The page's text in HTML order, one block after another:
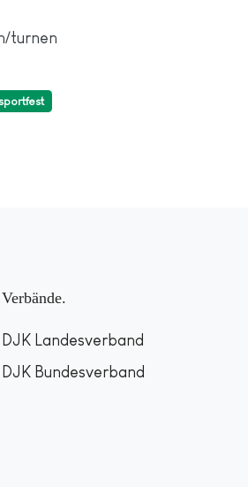
turnen
Verbände
DJK Landesverband
DJK Bundesverband